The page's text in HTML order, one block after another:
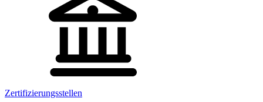
Zertifizierungsstellen